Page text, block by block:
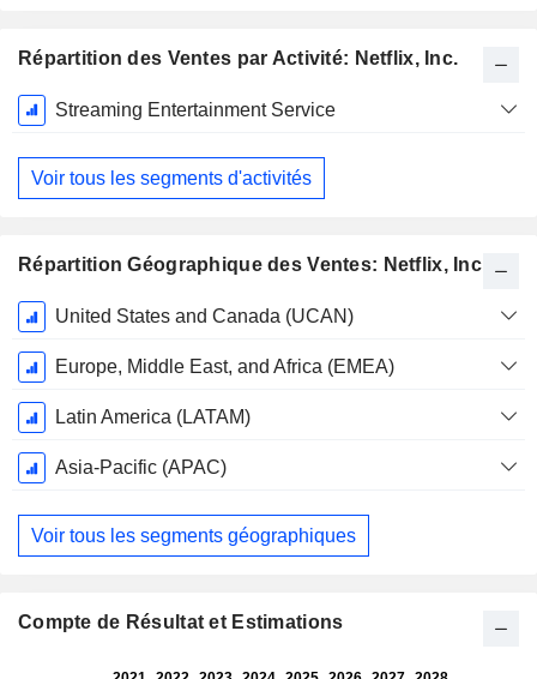
Répartition des Ventes par Activité: Netflix, Inc.
Période
Fiscale:
Décembre
Streaming Entertainment Service
Voir tous les segments d'activités
Répartition Géographique des Ventes: Netflix, Inc.
Période
Fiscale:
Décembre
United States and Canada (UCAN)
Europe, Middle East, and Africa (EMEA)
Latin America (LATAM)
Asia-Pacific (APAC)
Voir tous les segments géographiques
Compte de Résultat et Estimations